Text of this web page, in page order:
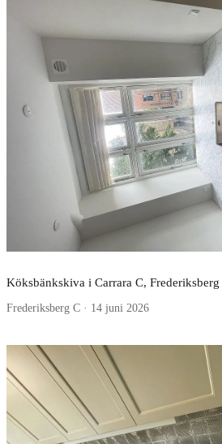
Köksbänkskiva i Carrara C, Frederiksberg
Frederiksberg C · 14 juni 2026